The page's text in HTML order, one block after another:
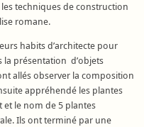
techniques de construction
romane.
habits d’architecte pour
la présentation d’objets
allés observer la composition
appréhendé les plantes
et le nom de 5 plantes
Ils ont terminé par une